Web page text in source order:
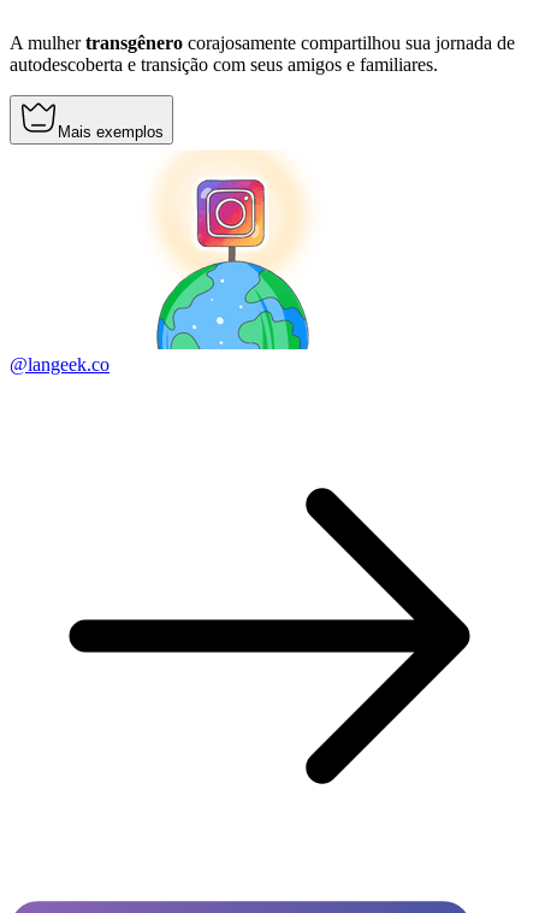
A mulhertransgênero corajosamente compartilhou sua jornada de
autodescoberta e transição com seus amigos e familiares.
Mais exemplos
@langeek.co